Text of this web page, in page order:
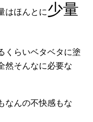
はほんとに少量
くらいベタベタに塗
然そんなに必要な
なんの不快感もな